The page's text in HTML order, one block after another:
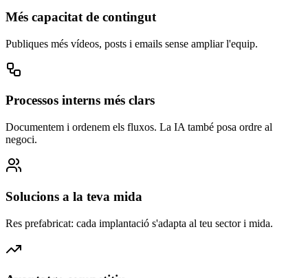
Més capacitat de contingut
Publiques més vídeos, posts i emails sense ampliar l'equip.
Processos interns més clars
Documentem i ordenem els fluxos. La IA també posa ordre al
negoci.
Solucions a la teva mida
Res prefabricat: cada implantació s'adapta al teu sector i mida.